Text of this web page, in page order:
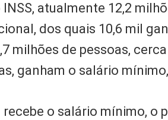
INSS, atualmente 12,2
dos quais 10,6 mil
milhões de pessoas,
ganham o salário
recebe o salário mínimo, o